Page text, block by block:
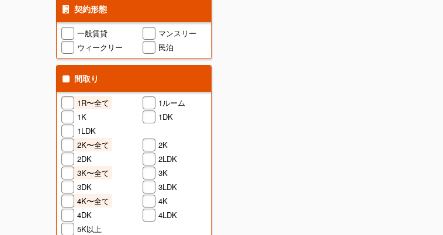
契約形態
一般賃貸
マンスリー
ウィークリー
民泊
間取り
1R〜全て
1ルーム
1K
1DK
1LDK
2K〜全て
2K
2DK
2LDK
3K〜全て
3K
3DK
3LDK
4K〜全て
4K
4DK
4LDK
5K以上